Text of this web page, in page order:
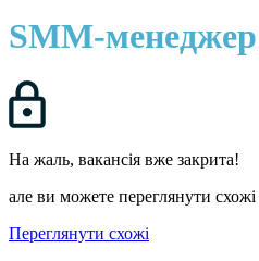
SMM-менеджер
На жаль, вакансія вже закрита!
але ви можете переглянути схожі
Переглянути схожі